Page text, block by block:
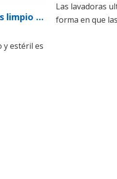
Mantenga su hospital de mascotas limpio y estéril con lavadora ultrasónica
y estéril es
Las lavadoras
forma en que